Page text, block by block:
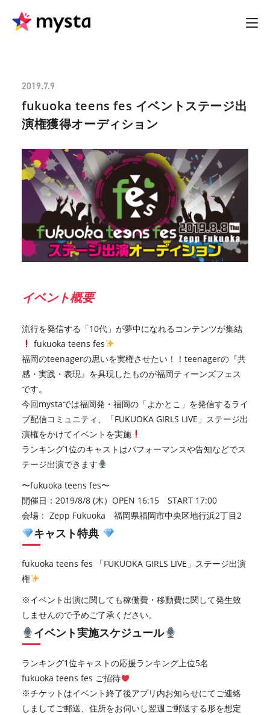
2019.7.9
fukuoka teens fes イベントステージ出
演権獲得オーディション
イベント概要
流行を発信する「10代」が夢中になれるコンテンツが集結
fukuoka teens fes
福岡のteenagerの思いを実権させたい！！teenagerの『共
感・実践・表現』を具現したものが福岡ティーンズフェス
です。
今回mystaでは福岡発・福岡の「よかとこ」を発信するライ
ブ配信コミュニティ、「FUKUOKA GIRLS LIVE」ステージ出
演権をかけてイベントを実施
ランキング1位のキャストはパフォーマンスや告知などでス
テージ出演できます
〜fukuoka teens fes〜
開催日：2019/8/8 (木）OPEN 16:15 START 17:00
会場： Zepp Fukuoka 福岡県福岡市中央区地行浜2丁目2
キャスト特典
fukuoka teens fes 「FUKUOKA GIRLS LIVE」ステージ出演
権
※イベント出演に関しても稼働費・移動費に関して発生致
しませんので予めご了承ください。
イベント実施スケジュール
ランキング1位キャストの応援ランキング上位5名
fukuoka teens fes ご招待
※チケットはイベント終了後アプリ内お知らせにてご連絡
しましてご郵送、住所をお伺いし翌週ご郵送する形を想定